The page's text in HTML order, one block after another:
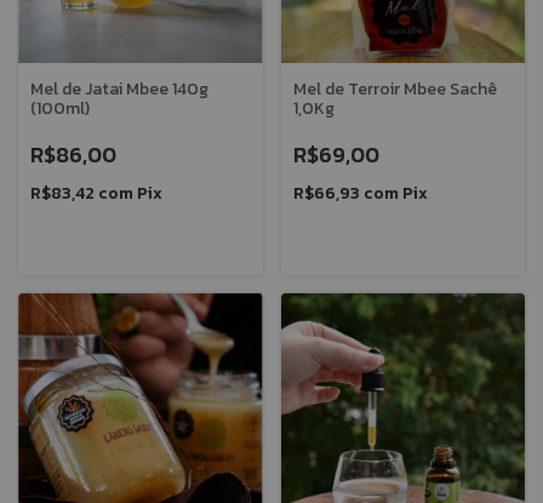
Mel de Jatai Mbee 140g
(100ml)
R$86,00
R$83,42 com Pix
Mel de Terroir Mbee Sachê
1,0Kg
R$69,00
R$66,93 com Pix